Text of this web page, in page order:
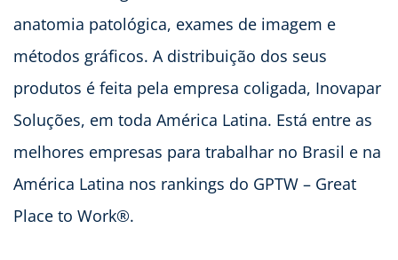
anatomia patológica, exames de imagem e
métodos gráficos. A distribuição dos seus
produtos é feita pela empresa coligada, Inovapar
Soluções, em toda América Latina. Está entre as
melhores empresas para trabalhar no Brasil e na
América Latina nos rankings do GPTW – Great
Place to Work®.